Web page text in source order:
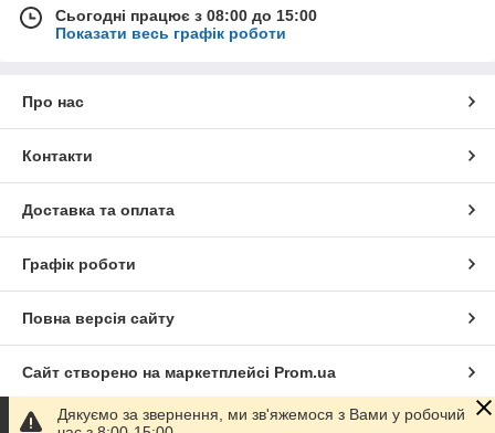
Сьогодні працює з 08:00 до 15:00
Показати весь графік роботи
Про нас
Контакти
Доставка та оплата
Графік роботи
Повна версія сайту
Сайт створено на маркетплейсі Prom.ua
Політика конфіденційності
Дякуємо за звернення, ми зв'яжемося з Вами у робочий